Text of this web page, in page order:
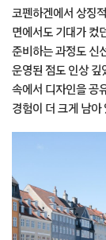
코펜하겐에서 상징
면에서도 기대가 컸
준비하는 과정도 신
운영된 점도 인상 깊
속에서 디자인을 공
경험이 더 크게 남아